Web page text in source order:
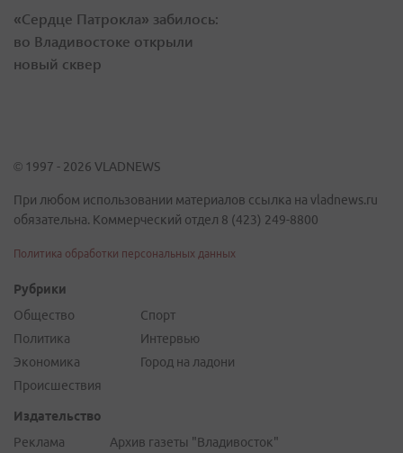
«Сердце Патрокла» забилось:
во Владивостоке открыли
новый сквер
© 1997 - 2026 VLADNEWS
При любом использовании материалов ссылка на vladnews.ru
обязательна. Коммерческий отдел 8 (423) 249-8800
Политика обработки персональных данных
Рубрики
Общество
Политика
Экономика
Происшествия
Спорт
Интервью
Город на ладони
Издательство
Реклама
Архив газеты "Владивосток"